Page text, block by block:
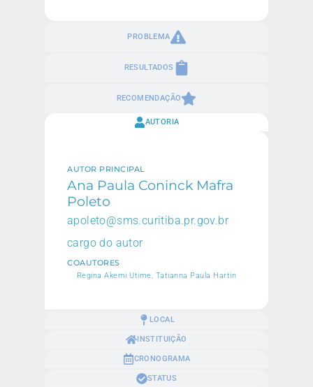
PROBLEMA
RESULTADOS
RECOMENDAÇÃO
AUTORIA
LOCAL
INSTITUIÇÃO
CRONOGRAMA
STATUS
AUTOR PRINCIPAL
Ana Paula Coninck Mafra
Poleto
apoleto@sms.curitiba.pr.gov.br
cargo do autor
COAUTORES
Regina Akemi Utime, Tatianna Paula Hartin